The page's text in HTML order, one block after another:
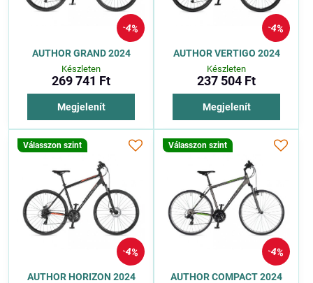
4%
AUTHOR GRAND 2024
Készleten
269 741 Ft
Megjelenít
4%
AUTHOR VERTIGO 2024
Készleten
237 504 Ft
Megjelenít
4%
Válasszon szint
AUTHOR HORIZON 2024
4%
Válasszon szint
AUTHOR COMPACT 2024